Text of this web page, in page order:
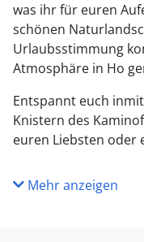
was ihr für euren
schönen
Urlaubsstimmung
Atmosphäre in Ho
Entspannt euch
Knistern des
euren Liebsten oder
Mehr anzeigen